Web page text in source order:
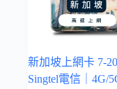
新加坡上網卡 7-20
Singtel電信｜4G/